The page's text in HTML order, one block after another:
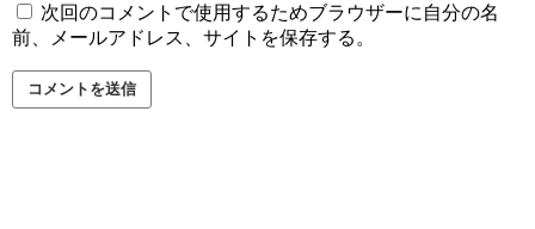
次回のコメントで使用するためブラウザーに自分の名
前、メールアドレス、サイトを保存する。